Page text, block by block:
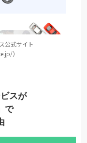
公式サイト
）
スが
で